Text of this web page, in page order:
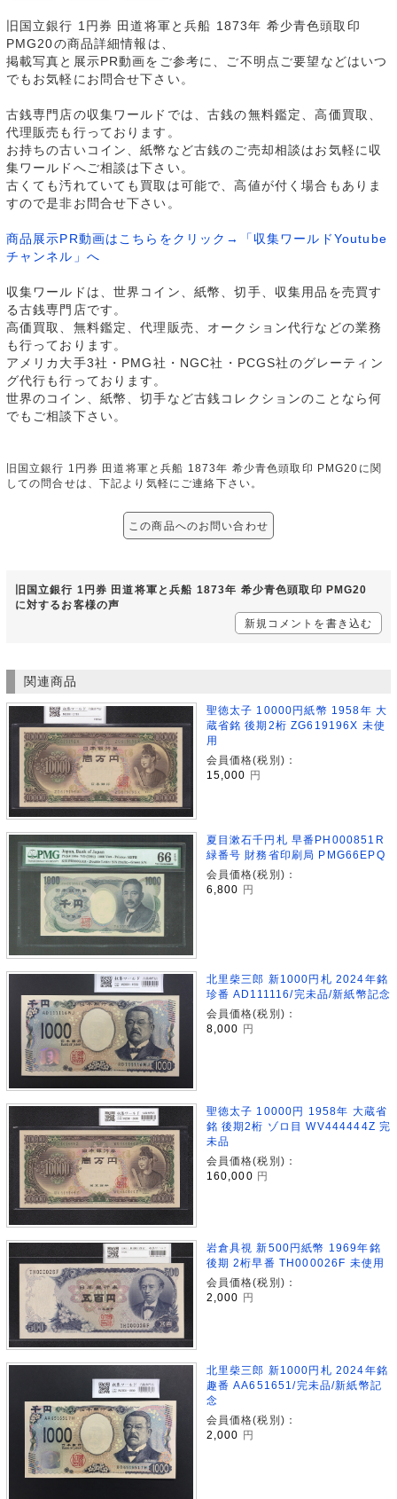
旧国立銀行 1円券 田道将軍と兵船 1873年 希少青色頭取印
PMG20の商品詳細情報は、
掲載写真と展示PR動画をご参考に、ご不明点ご要望などはいつ
でもお気軽にお問合せ下さい。
古銭専門店の収集ワールドでは、古銭の無料鑑定、高価買取、
代理販売も行っております。
お持ちの古いコイン、紙幣など古銭のご売却相談はお気軽に収
集ワールドへご相談は下さい。
古くても汚れていても買取は可能で、高値が付く場合もありま
すので是非お問合せ下さい。
商品展示PR動画はこちらをクリック→「収集ワールドYoutube
チャンネル」へ
収集ワールドは、世界コイン、紙幣、切手、収集用品を売買す
る古銭専門店です。
高価買取、無料鑑定、代理販売、オークション代行などの業務
も行っております。
アメリカ大手3社・PMG社・NGC社・PCGS社のグレーティン
グ代行も行っております。
世界のコイン、紙幣、切手など古銭コレクションのことなら何
でもご相談下さい。
旧国立銀行 1円券 田道将軍と兵船 1873年 希少青色頭取印 PMG20に関
しての問合せは、下記より気軽にご連絡下さい。
この商品へのお問い合わせ
旧国立銀行 1円券 田道将軍と兵船 1873年 希少青色頭取印 PMG20
に対するお客様の声
新規コメントを書き込む
関連商品
聖徳太子 10000円紙幣 1958年 大
蔵省銘 後期2桁 ZG619196X 未使
用
会員価格(税別)：
15,000
円
夏目漱石千円札 早番PH000851R
緑番号 財務省印刷局 PMG66EPQ
会員価格(税別)：
6,800 円
北里柴三郎 新1000円札 2024年銘
珍番 AD111116/完未品/新紙幣記念
会員価格(税別)：
8,000 円
聖徳太子 10000円 1958年 大蔵省
銘 後期2桁 ゾロ目 WV444444Z 完
未品
会員価格(税別)：
160,000 円
岩倉具視 新500円紙幣 1969年銘
後期 2桁早番 TH000026F 未使用
会員価格(税別)：
2,000
円
北里柴三郎 新1000円札 2024年銘
趣番 AA651651/完未品/新紙幣記
念
会員価格(税別)：
2,000 円